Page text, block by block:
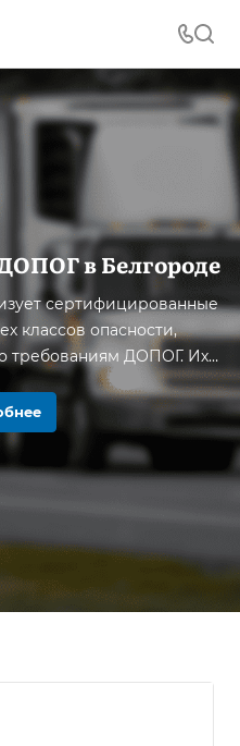
в Белгороде
сертифицированные
классов опасности,
требованиям ДОПОГ. Их
условием
опасности, а при
ситуации позволяет
здоровье людей.